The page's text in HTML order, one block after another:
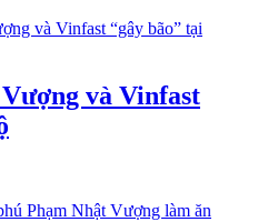
và Vinfast